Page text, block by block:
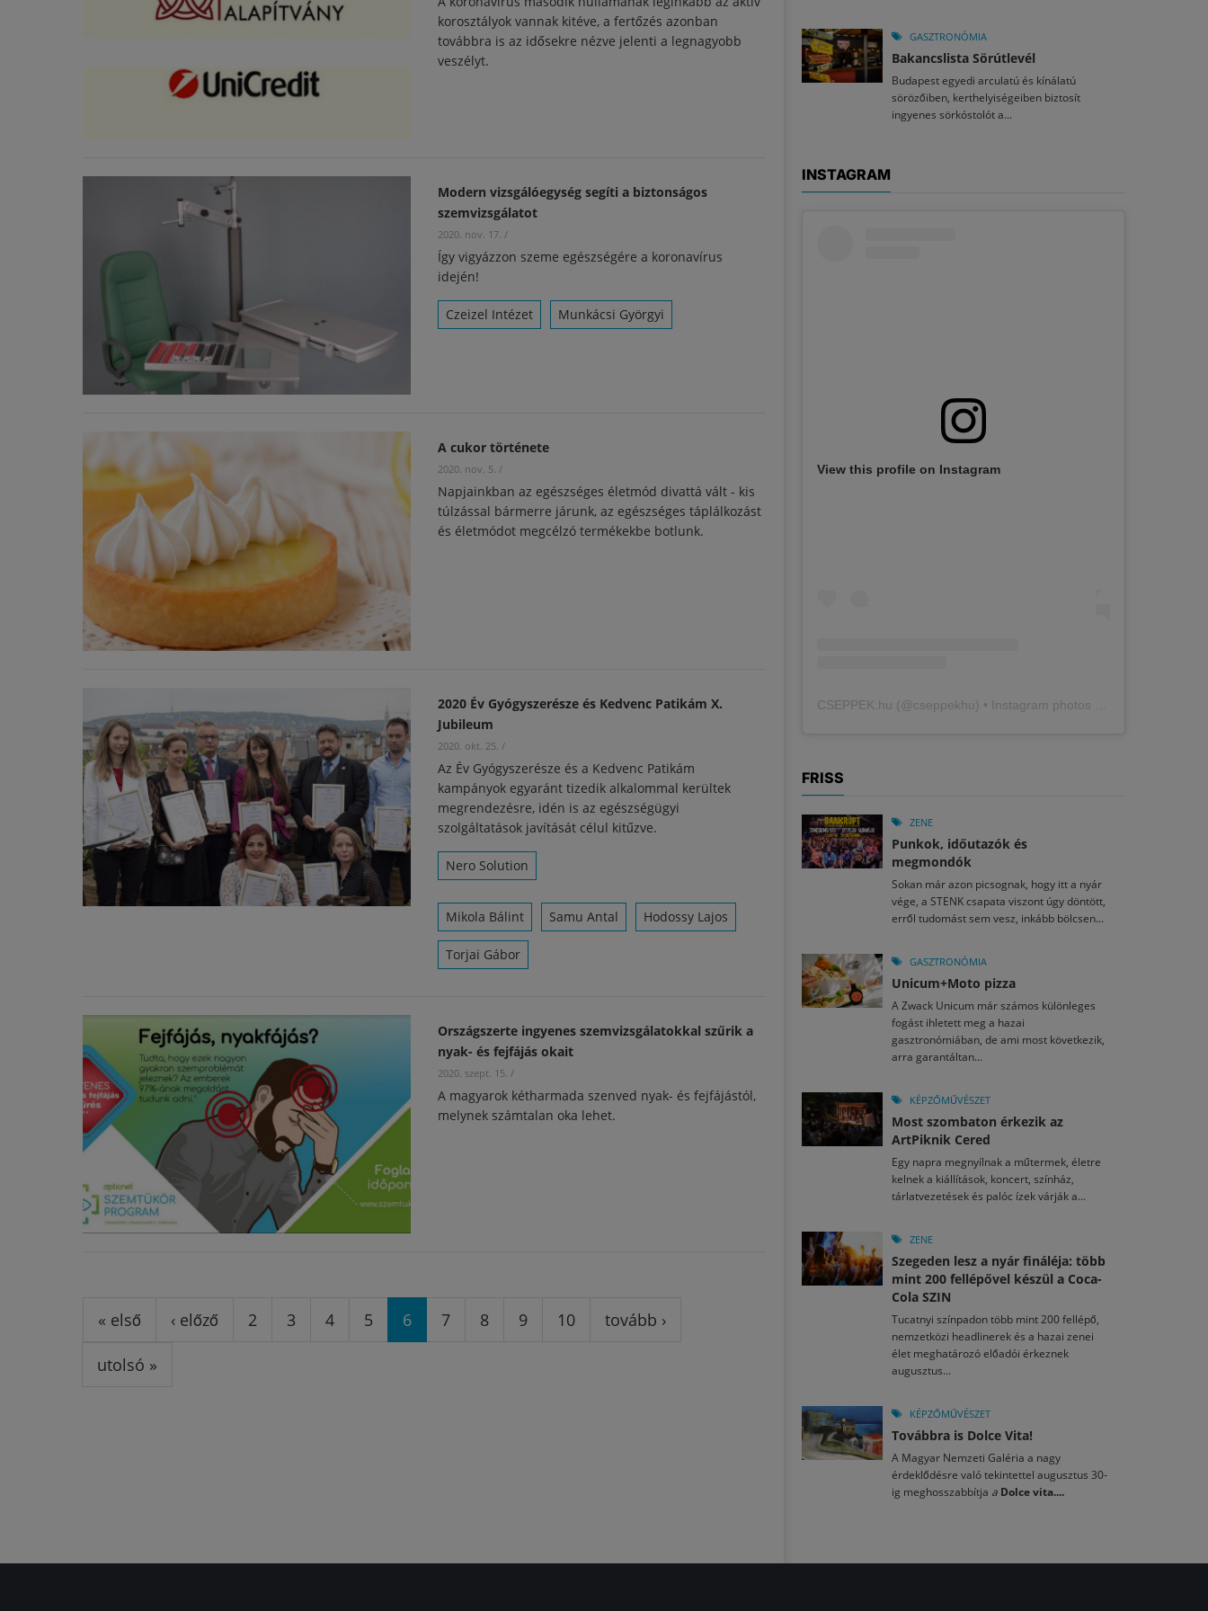
korosztályok vannak kitéve, a fertőzés azonban
továbbra is az idősekre nézve jelenti a legnagyobb
veszélyt.
Modern vizsgálóegység segíti a biztonságos
szemvizsgálatot
2020. nov. 17. /
Így vigyázzon szeme egészségére a koronavírus
idején!
Czeizel Intézet Munkácsi Györgyi
A cukor története
2020. nov. 5. /
Napjainkban az egészséges életmód divattá vált - kis
túlzással bármerre járunk, az egészséges táplálkozást
és életmódot megcélzó termékekbe botlunk.
2020 Év Gyógyszerésze és Kedvenc Patikám X.
Jubileum
2020. okt. 25. /
Az Év Gyógyszerésze és a Kedvenc Patikám
kampányok egyaránt tizedik alkalommal kerültek
megrendezésre, idén is az egészségügyi
szolgáltatások javítását célul kitűzve.
Nero Solution
Mikola Bálint Samu Antal Hodossy Lajos
Torjai Gábor
Országszerte ingyenes szemvizsgálatokkal szűrik a
nyak- és fejfájás okait
2020. szept. 15. /
A magyarok kétharmada szenved nyak- és fejfájástól,
melynek számtalan oka lehet.
« első ‹ előző 2 3 4 5 6 7 8 9 10 tovább ›
utolsó »
GASZTRONÓMIA
Bakancslista Sörútlevél
Budapest egyedi arculatú és kínálatú
sörözőiben, kerthelyiségeiben biztosít
ingyenes sörkóstolót a...
INSTAGRAM
View this profile on Instagram
CSEPPEK.hu (@cseppekhu ) • Instagram photos and videos
FRISS
ZENE
Punkok, időutazók és
megmondók
Sokan már azon picsognak, hogy itt a nyár
vége, a STENK csapata viszont úgy döntött,
erről tudomást sem vesz, inkább bölcsen...
GASZTRONÓMIA
Unicum+Moto pizza
A Zwack Unicum már számos különleges
fogást ihletett meg a hazai
gasztronómiában, de ami most következik,
arra garantáltan...
KÉPZŐMŰVÉSZET
Most szombaton érkezik az
ArtPiknik Cered
Egy napra megnyílnak a műtermek, életre
kelnek a kiállítások, koncert, színház,
tárlatvezetések és palóc ízek várják a...
ZENE
Szegeden lesz a nyár fináléja: több
mint 200 fellépővel készül a Coca-
Cola SZIN
Tucatnyi színpadon több mint 200 fellépő,
nemzetközi headlinerek és a hazai zenei
élet meghatározó előadói érkeznek
augusztus...
KÉPZŐMŰVÉSZET
Továbbra is Dolce Vita!
A Magyar Nemzeti Galéria a nagy
érdeklődésre való tekintettel augusztus 30-
ig meghosszabbítja a Dolce vita....